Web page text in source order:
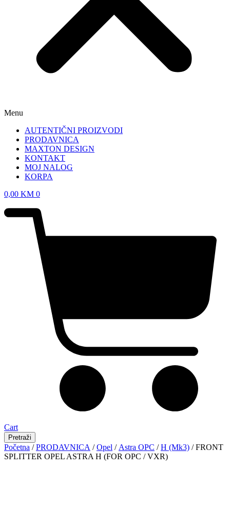
Menu
AUTENTIČNI PROIZVODI
PRODAVNICA
MAXTON DESIGN
KONTAKT
MOJ NALOG
KORPA
0,00 KM 0
Cart
Pretraži
Početna /PRODAVNICA /Opel / Astra OPC /H (Mk3) / FRONT
SPLITTER OPEL ASTRA H (FOR OPC / VXR)